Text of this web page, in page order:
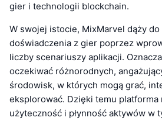
gier i technologii blockchain.
W swojej istocie, MixMarvel dąży
doświadczenia z gier poprzez
liczby scenariuszy aplikacji.
oczekiwać różnorodnych,
środowisk, w których mogą grać,
eksplorować. Dzięki temu
użyteczność i płynność aktywów w